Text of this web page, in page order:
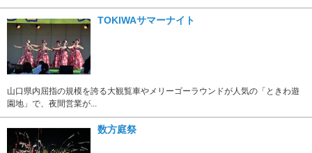
TOKIWAサマーナイト
山口県内屈指の規模を誇る大観覧車やメリーゴーラウンドが人気の「ときわ遊
園地」で、夜間営業が...
数方庭祭